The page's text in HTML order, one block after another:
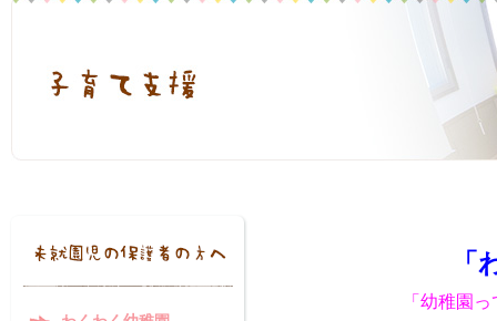
「
「幼稚園